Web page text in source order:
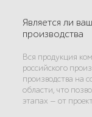
Является ли
производства
Вся продукция
российского
производства на
области, что
этапах — от